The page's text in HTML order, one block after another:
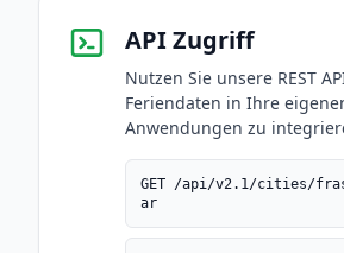
API Zugriff
Nutzen Sie unsere REST
Feriendaten in Ihre
Anwendungen zu
GET /api/v2.1/cities/
ar